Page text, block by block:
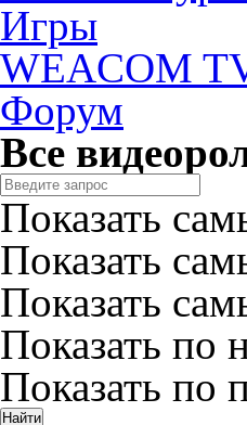
Игры
WEACOM
Форум
Все
Показать
Показать
Показать
Показать по
Показать по